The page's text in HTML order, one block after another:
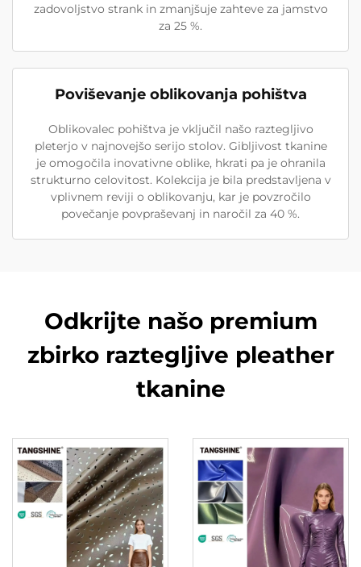
zadovoljstvo strank in zmanjšuje zahteve za jamstvo
za 25 %.
Poviševanje oblikovanja pohištva
Oblikovalec pohištva je vključil našo raztegljivo
pleterjo v najnovejšo serijo stolov. Gibljivost tkanine
je omogočila inovativne oblike, hkrati pa je ohranila
strukturno celovitost. Kolekcija je bila predstavljena v
vplivnem reviji o oblikovanju, kar je povzročilo
povečanje povpraševanj in naročil za 40 %.
Odkrijte našo premium
zbirko raztegljive pleather
tkanine